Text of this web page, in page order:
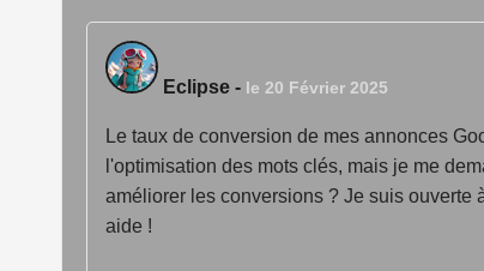
Eclipse - le 20 Février 2025
Le taux de conversion de mes annonces
l'optimisation des mots clés, mais je me
améliorer les conversions ? Je suis ouverte
aide !